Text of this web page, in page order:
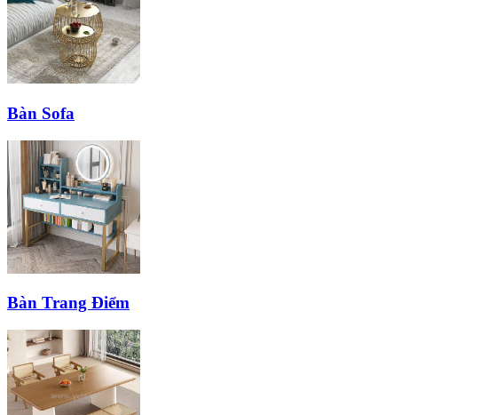
Bàn Sofa
Bàn Trang Điểm